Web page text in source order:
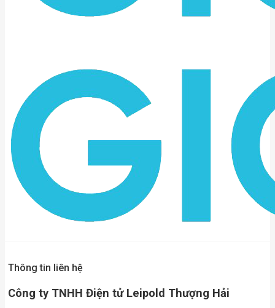
Thông tin liên hệ
Công ty TNHH Điện tử Leipold Thượng Hải